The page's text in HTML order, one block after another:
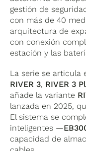
gestión de
con más de 40
arquitectura de
con conexión
estación y las
La serie se articula
RIVER 3, RIVER 3
añade la variante
lanzada en 2025,
El sistema se
inteligentes —
capacidad de